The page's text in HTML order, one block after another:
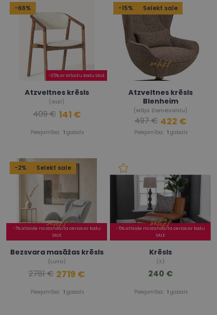
-66%
-25% ar atlaižu kodu SALE
Atzveltnes krēsls
(Gali)
Pieejamība: 1 gabals
409 € 141 €
-15% Selekt sale
Atzveltnes krēsls
Blenheim
(Māja Ziemeļvalstu)
Pieejamība: 1 gabals
497 € 422 €
-2% Selekt sale
-7% atlaide no standarta cenas ar kodu
SALE
Bezsvara masāžas krēsls
(Luna)
Pieejamība: 1 gabals
2781 € 2719 €
-5% atlaide no standarta cenas ar kodu
SALE
Krēsls
(X)
Pieejamība: 1 gabals
240 €